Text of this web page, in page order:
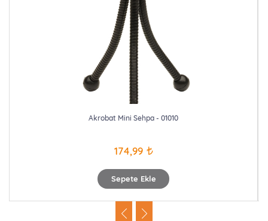
Sepete Ekle
Akrobat Mini Sehpa - 01010
174,99